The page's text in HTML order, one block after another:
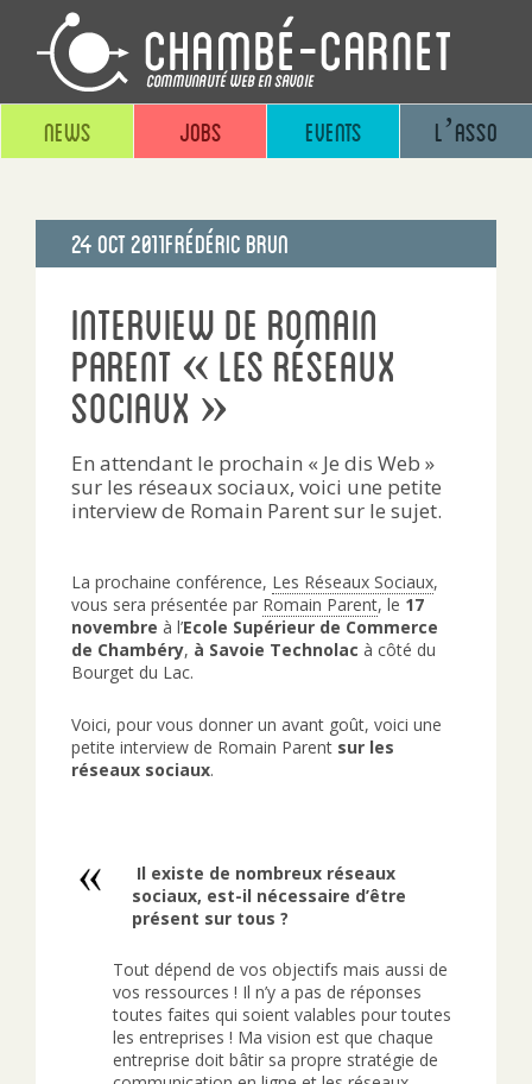
News Jobs Events L’asso
Publié
24 Oct 2011Frédéric Brun
Interview de Romain
Parent « Les Réseaux
Sociaux »
En attendant le prochain « Je dis Web »
sur les réseaux sociaux, voici une petite
interview de Romain Parent sur le sujet.
La prochaine conférence, Les Réseaux Sociaux,
vous sera présentée par Romain Parent, le 17
novembre à l’Ecole Supérieur de Commerce
de Chambéry, à Savoie Technolac à côté du
Bourget du Lac.
Voici, pour vous donner un avant goût, voici une
petite interview de Romain Parent sur les
réseaux sociaux.
Il existe de nombreux réseaux
sociaux, est-il nécessaire d’être
présent sur tous ?
Tout dépend de vos objectifs mais aussi de
vos ressources ! Il n’y a pas de réponses
toutes faites qui soient valables pour toutes
les entreprises ! Ma vision est que chaque
entreprise doit bâtir sa propre stratégie de